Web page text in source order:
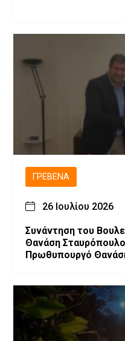
ΓΡΕΒΕΝΆ
26 Ιουλίου 2026
Συνάντηση του
Θανάση
Πρωθυπουργό